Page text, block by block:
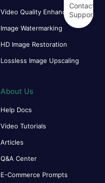
Video Quality Enhancer
Image Watermarking
HD Image Restoration
Lossless Image Upscaling
About Us
Help Docs
Video Tutorials
Articles
Q&A Center
E-Commerce Prompts
Contact
Support